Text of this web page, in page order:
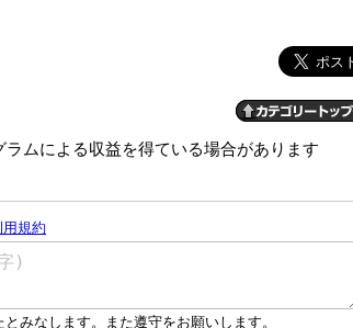
ムによる収益を得ている場合があります